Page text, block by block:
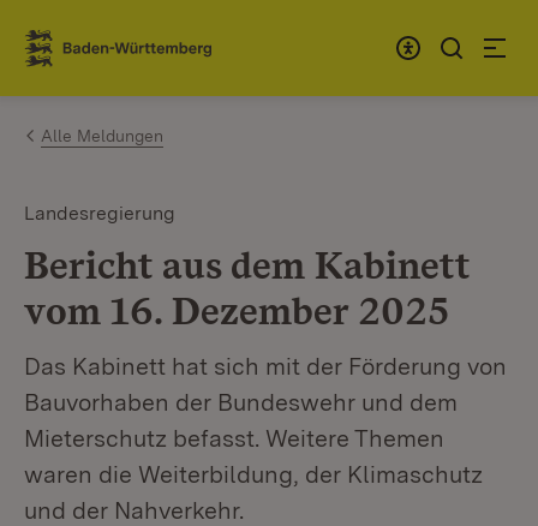
Zum Inhalt springen
Link zur Startseite
Alle Meldungen
Landesregierung
Bericht aus dem Kabinett
vom 16. Dezember 2025
Das Kabinett hat sich mit der Förderung von
Bauvorhaben der Bundeswehr und dem
Mieterschutz befasst. Weitere Themen
waren die Weiterbildung, der Klimaschutz
und der Nahverkehr.